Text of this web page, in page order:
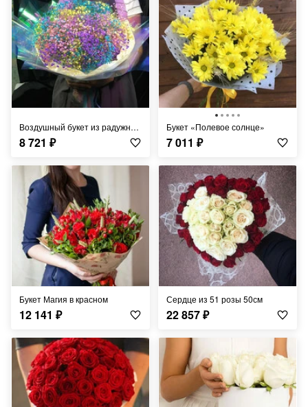
Воздушный букет из радужной гипсофилы
8 721 ₽
Букет «Полевое солнце»
7 011 ₽
Букет Магия в красном
12 141 ₽
Сердце из 51 розы 50см
22 857₽